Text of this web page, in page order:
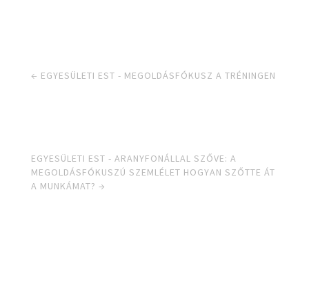
← EGYESÜLETI EST - MEGOLDÁSFÓKUSZ A TRÉNINGEN
EGYESÜLETI EST - ARANYFONÁLLAL SZŐVE: A
MEGOLDÁSFÓKUSZÚ SZEMLÉLET HOGYAN SZŐTTE ÁT
A MUNKÁMAT? →